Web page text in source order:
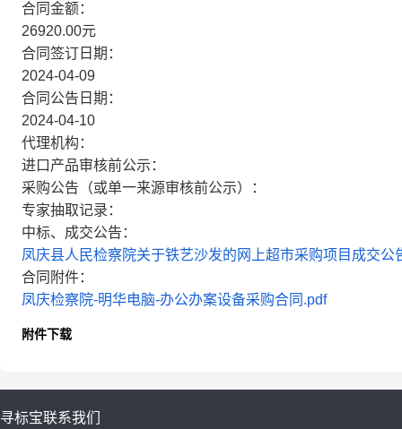
合同金额：
26920.00元
合同签订日期：
2024-04-09
合同公告日期：
2024-04-10
代理机构：
进口产品审核前公示：
采购公告（或单一来源审核前公示）：
专家抽取记录：
中标、成交公告：
凤庆县人民检察院关于铁艺沙发的网上超市采购项目成交公
合同附件：
凤庆检察院-明华电脑-办公办案设备采购合同.pdf
附件下载
寻标宝联系我们